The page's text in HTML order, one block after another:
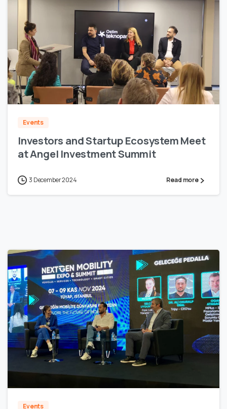
Events
Investors and Startup Ecosystem Meet
at Angel Investment Summit
3 December 2024 Read more
Events